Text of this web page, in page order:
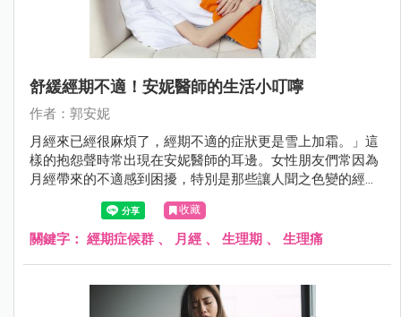
舒緩經期不適！安妮醫師的生活小叮嚀
作者：郭安妮
月經來已經很麻煩了，經期不適的症狀更是雪上加霜。」這
樣的抱怨聲時常出現在安妮醫師的耳邊。女性朋友們常因為
月經帶來的不適感到困擾，特別是那些讓人聞之色變的經期
症候群，在年齡介於 20 ~ 40 歲之間更是常見，尤其是在 25
~ 35 歲這個年齡段達到高峰。在這裡，安妮醫師將與大家分
享一些能夠幫助你揮別生理不適、重拾好氣色的建議。
收藏
關鍵字： 經期症候群 、 月經 、 生理期 、 生理痛